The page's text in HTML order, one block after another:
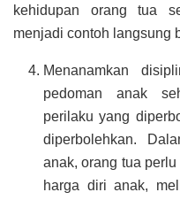
kehidupan orang tua
menjadi contoh langsung
Menanamkan
pedoman anak
perilaku yang
diperbolehkan.
anak, orang tua
harga diri anak,